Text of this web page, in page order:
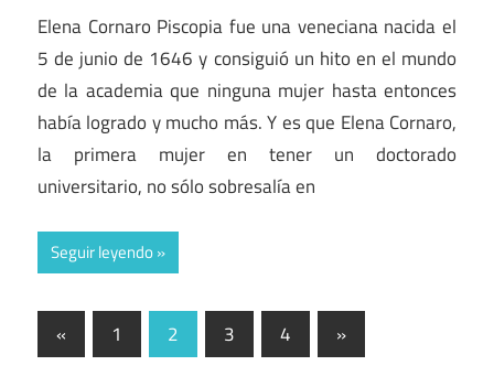
Elena Cornaro Piscopia fue una veneciana nacida el
5 de junio de 1646 y consiguió un hito en el mundo
de la academia que ninguna mujer hasta entonces
había logrado y mucho más. Y es que Elena Cornaro,
la primera mujer en tener un doctorado
universitario, no sólo sobresalía en
Seguir leyendo
Paginación
« Entradas
anteriores
1 2 3 4
Entradas
siguientes
»